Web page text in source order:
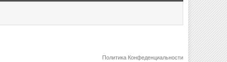
Политика Конфеденциальности